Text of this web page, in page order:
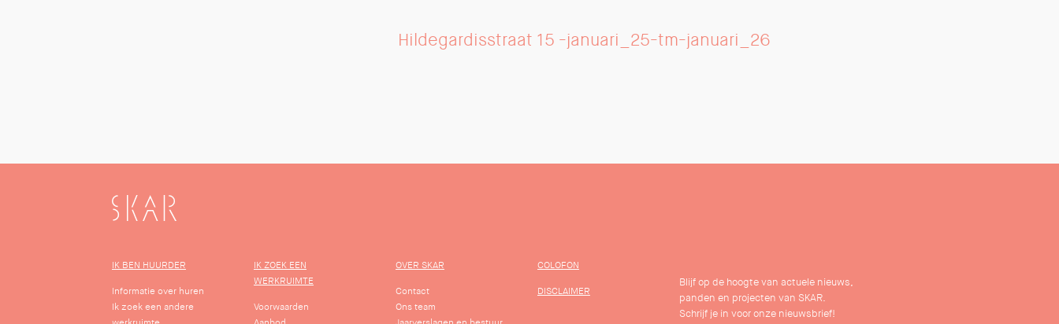
Hildegardisstraat 15 -januari_25-tm-januari_26
SKAR
IK BEN HUURDER
Informatie over huren
Ik zoek een andere
IK ZOEK EEN
WERKRUIMTE
Voorwaarden
OVER SKAR
Contact
Ons team
COLOFON
DISCLAIMER
Blijf op de hoogte van actuele nieuws,
panden en projecten van SKAR.
Schrijf je in voor onze nieuwsbrief!